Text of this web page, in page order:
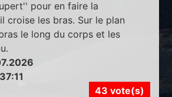
pour en faire la
croise les bras. Sur le plan
le long du corps et les
43 vote(s)